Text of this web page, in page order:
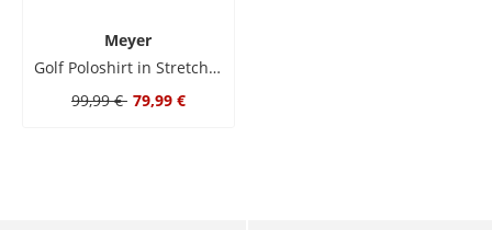
Meyer
Golf Poloshirt in Stretch-Qualität
99,99 € 79,99 €